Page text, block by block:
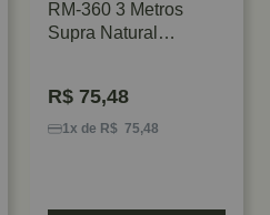
RM-360 3 Metros
Supra Natural
R$ 75,48
1x de R$ 75,48